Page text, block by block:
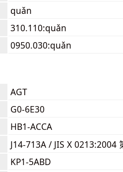
quǎn
310.110:quǎn
0950.030:quǎn
AGT
G0-6E30
HB1-ACCA
J14-713A / JIS X 0213:2004
KP1-5ABD